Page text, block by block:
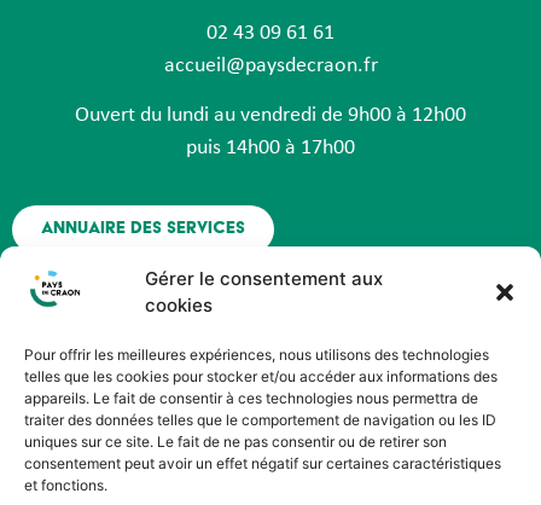
Gérer le consentement aux
cookies
Pour offrir les meilleures expériences, nous utilisons des technologies
telles que les cookies pour stocker et/ou accéder aux informations des
appareils. Le fait de consentir à ces technologies nous permettra de
traiter des données telles que le comportement de navigation ou les ID
uniques sur ce site. Le fait de ne pas consentir ou de retirer son
consentement peut avoir un effet négatif sur certaines caractéristiques
et fonctions.
02 43 09 61 61
accueil@paysdecraon.fr
Ouvert du lundi au vendredi de 9h00 à 12h00
puis 14h00 à 17h00
Annuaire des services
Nous contacter
Espace agent - Octime
Suivez nous !